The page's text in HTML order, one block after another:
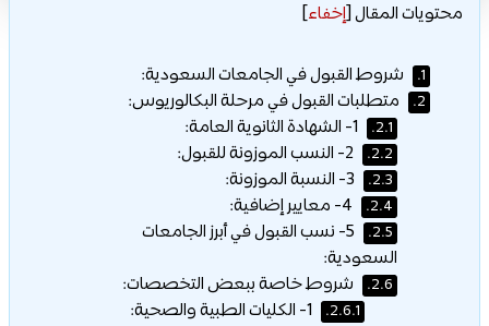
محتويات المقال[إخفاء]
1. شروط القبول في الجامعات السعودية:
2. متطلبات القبول في مرحلة البكالوريوس:
2.1.
2.2.
2.3.
2.4.
2.5.
5- نسب القبول في أبرز الجامعات
السعودية:
2.6. شروط خاصة ببعض التخصصات:
2.6.1.